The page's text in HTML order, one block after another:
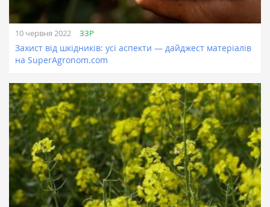
10 червня 2022 ЗЗР
Захист від шкідників: усі аспекти — дайджест матеріалів
на SuperAgronom.com